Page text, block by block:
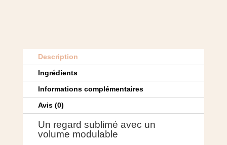
Description
Ingrédients
Informations complémentaires
Avis (0)
Un regard sublimé avec un
volume modulable